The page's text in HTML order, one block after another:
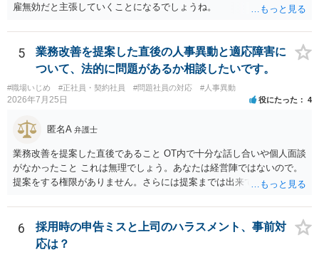
雇無効だと主張していくことになるでしょうね。
5
業務改善を提案した直後の人事異動と適応障害に
ついて、法的に問題があるか相談したいです。
#職場いじめ #正社員・契約社員 #問題社員の対応 #人事異動
2026年7月25日 役にたった 4
匿名A 弁護士
業務改善を提案した直後であること OT内で十分な話し合いや個人面談
がなかったこと これは無理でしょう。あなたは経営陣ではないので。
提案をする権限がありません。さらには提案までは出来ても、会社が
況を報告する義務もありません。 権限がないことをして、相手が応じ
ないのは当然で、それで適応障害になっても、そもそも相手は適法で
すので、対応は難しいでしょう。
6
採用時の申告ミスと上司のハラスメント、事前対
応は？